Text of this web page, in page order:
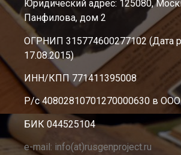
Юридический адрес: 125080,
Панфилова, дом 2
ОГРНИП 315774600277102 (Дата
17.08.2015)
ИНН/КПП 771411395008
Р/с 40802810701270000630 в ООО
БИК 044525104
e-mail: info(at)rusgenproject.ru